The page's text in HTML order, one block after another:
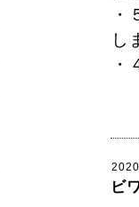
し
ビ